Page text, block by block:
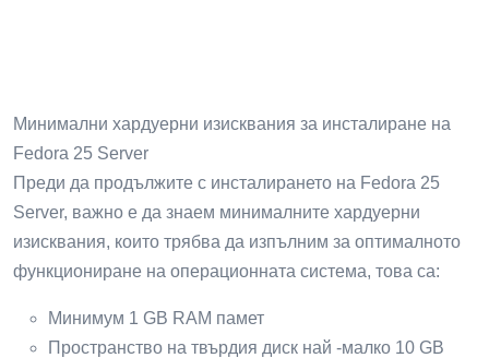
Минимални хардуерни изисквания за инсталиране на
Fedora 25 Server
Преди да продължите с инсталирането на Fedora 25
Server, важно е да знаем минималните хардуерни
изисквания, които трябва да изпълним за оптималното
функциониране на операционната система, това са:
Минимум 1 GB RAM памет
Пространство на твърдия диск най -малко 10 GB